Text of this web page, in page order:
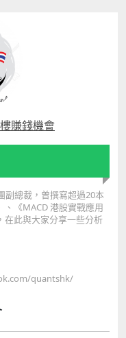
斬碎再放入鐵箱，
，若你買入的單位
環殺手後來被捕
斬首，當時那裏
刑法已廢除多年，
罪犯，但不明白為
年11月19日，在
Asiatique the
Phai Ngern的寺
相隔多年後大家也
嗎 個別事件還有在
把她自己1歲大的
來進食，事後發
事件都是泰國本土
知道，若大家計劃
解答 筆者電郵
，這是泰國
馬地，不少有錢人
富三代也住在那
近身邊的朋友，另
這兩個地點的樓盤
Map 拿著這張
稱的，在Google
Lom Google Map
環境，比如Chit
「規劃路線」，再
chidlom」，直接
以看看附近的環
有多好你便相信，
Google Map也可
後是找不到，問問
的英文街名，再在
BTS的距離，同時
、Phloen Chit 、2
，30多年前的香
明後，香港的政
遇上股災，不過香
依靠旅遊，大家稱
然後不斷轉型為金
價也升至瘋狂的程
魚村，但如今已
個港口，已有不少
泰國在這30年確實
股市暴跌、匯率大
畫「泰國4.0」
的經濟重要發展，
而到了泰國2.0，
能力進步了，然
特別的，因為貧富
，但有些人仍然停
泰國4.0。 簡單來
「升級」，計劃是
段性的發展，而最
賺錢機會
副總裁，曾撰寫超過20本
《MACD 港股實戰應用
在此與大家分享一些分析
quantshk/